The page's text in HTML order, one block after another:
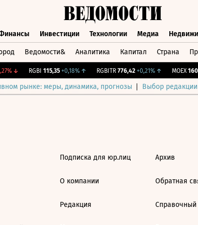
Инвестиции Технологии Медиа
Ведомости& Аналитика Капитал Страна
↓ RGBI 115,35 +0,18%↑ RGBITR 776,42 +0,21%↑ MOEX
рынке: меры, динамика, прогнозы Выбор редакции
Подписка для юр.лиц
О компании
Редакция
Архив
Обратная
Справочный